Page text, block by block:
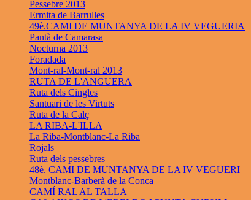
Pessebre 2013
Ermita de Barrulles
49è.CAMI DE MUNTANYA DE LA IV VEGUERIA
Pantà de Camarasa
Nocturna 2013
Foradada
Mont-ral-Mont-ral 2013
RUTA DE L'ANGUERA
Ruta dels Cingles
Santuari de les Virtuts
Ruta de la Calç
LA RIBA-L'ILLA
La Riba-Montblanc-La Riba
Rojals
Ruta dels pessebres
48è. CAMI DE MUNTANYA DE LA IV VEGUERI
Montblanc-Barberà de la Conca
CAMÍ RAL AL TALLA